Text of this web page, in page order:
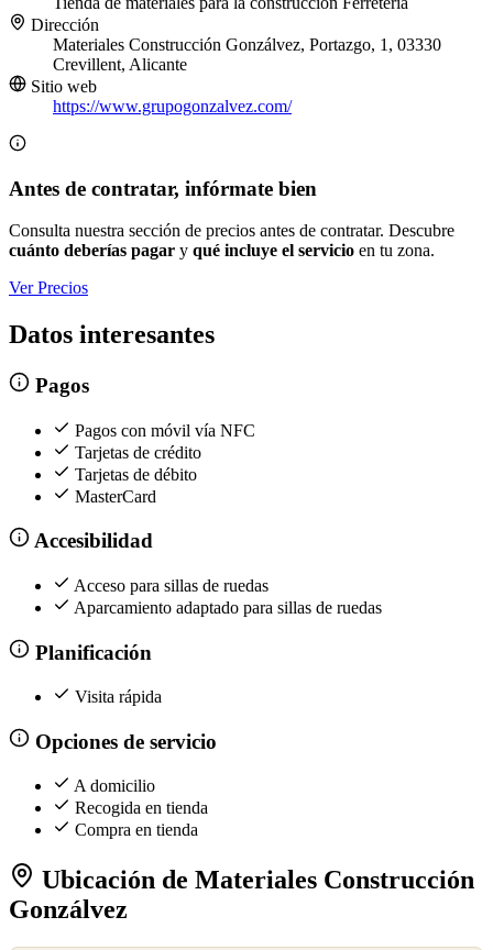
Dirección
Materiales Construcción Gonzálvez, Portazgo, 1, 03330
Crevillent, Alicante
Sitio web
https://www.grupogonzalvez.com/
Antes de contratar, infórmate bien
Consulta nuestra sección de precios antes de contratar. Descubre
cuánto deberías pagar y qué incluye el servicio en tu zona.
Ver Precios
Datos interesantes
Pagos
Pagos con móvil vía NFC
Tarjetas de crédito
Tarjetas de débito
MasterCard
Accesibilidad
Acceso para sillas de ruedas
Aparcamiento adaptado para sillas de ruedas
Planificación
Visita rápida
Opciones de servicio
A domicilio
Recogida en tienda
Compra en tienda
Ubicación de Materiales Construcción
Gonzálvez